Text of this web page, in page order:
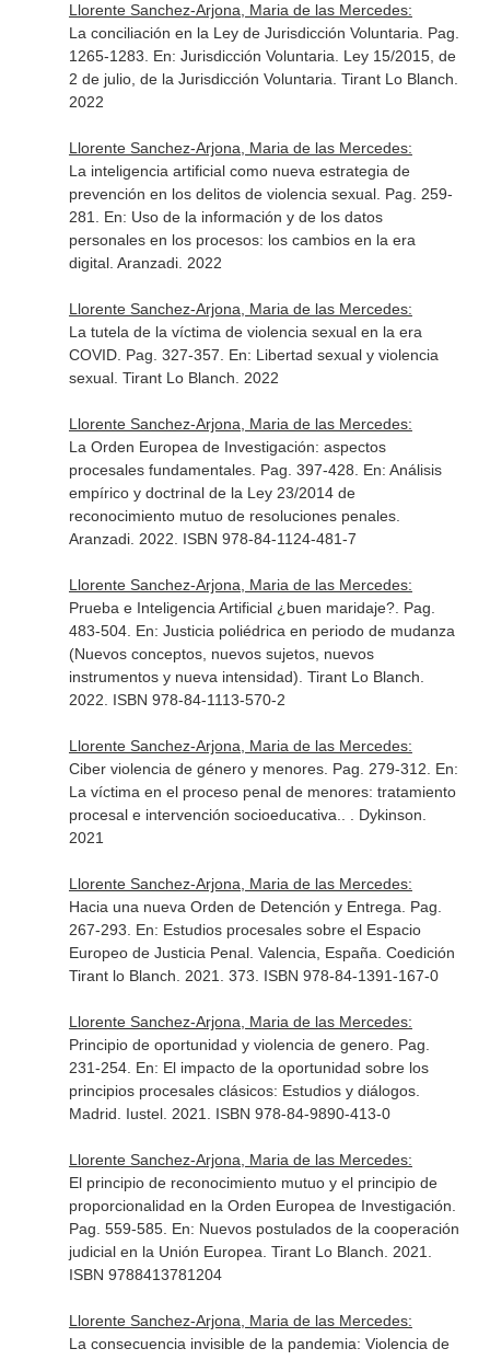
Llorente Sanchez-Arjona, Maria de las Mercedes:
La conciliación en la Ley de Jurisdicción Voluntaria. Pag.
1265-1283. En: Jurisdicción Voluntaria. Ley 15/2015, de
2 de julio, de la Jurisdicción Voluntaria . Tirant Lo Blanch.
2022
Llorente Sanchez-Arjona, Maria de las Mercedes:
La inteligencia artificial como nueva estrategia de
prevención en los delitos de violencia sexual. Pag. 259-
281. En: Uso de la información y de los datos
personales en los procesos: los cambios en la era
digital. Aranzadi. 2022
Llorente Sanchez-Arjona, Maria de las Mercedes:
La tutela de la víctima de violencia sexual en la era
COVID. Pag. 327-357. En: Libertad sexual y violencia
sexual. Tirant Lo Blanch. 2022
Llorente Sanchez-Arjona, Maria de las Mercedes:
La Orden Europea de Investigación: aspectos
procesales fundamentales. Pag. 397-428. En: Análisis
empírico y doctrinal de la Ley 23/2014 de
reconocimiento mutuo de resoluciones penales.
Aranzadi. 2022. ISBN 978-84-1124-481-7
Llorente Sanchez-Arjona, Maria de las Mercedes:
Prueba e Inteligencia Artificial ¿buen maridaje?. Pag.
483-504. En: Justicia poliédrica en periodo de mudanza
(Nuevos conceptos, nuevos sujetos, nuevos
instrumentos y nueva intensidad) . Tirant Lo Blanch.
2022. ISBN 978-84-1113-570-2
Llorente Sanchez-Arjona, Maria de las Mercedes:
Ciber violencia de género y menores. Pag. 279-312. En:
La víctima en el proceso penal de menores: tratamiento
procesal e intervención socioeducativa.
. . Dykinson.
2021
Llorente Sanchez-Arjona, Maria de las Mercedes:
Hacia una nueva Orden de Detención y Entrega. Pag.
267-293. En: Estudios procesales sobre el Espacio
Europeo de Justicia Penal. Valencia, España. Coedición
Tirant lo Blanch. 2021. 373. ISBN 978-84-1391-167-0
Llorente Sanchez-Arjona, Maria de las Mercedes:
Principio de oportunidad y violencia de genero. Pag.
231-254. En: El impacto de la oportunidad sobre los
principios procesales clásicos: Estudios y diálogos.
Madrid. Iustel. 2021. ISBN 978-84-9890-413-0
Llorente Sanchez-Arjona, Maria de las Mercedes:
El principio de reconocimiento mutuo y el principio de
proporcionalidad en la Orden Europea de Investigación.
Pag. 559-585. En: Nuevos postulados de la cooperación
judicial en la Unión Europea . Tirant Lo Blanch. 2021.
ISBN 9788413781204
Llorente Sanchez-Arjona, Maria de las Mercedes:
La consecuencia invisible de la pandemia: Violencia de